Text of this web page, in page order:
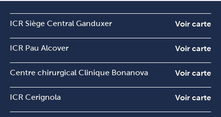
ICR Siège Central Ganduxer Voir carte
ICR Pau Alcover Voir carte
Centre chirurgical Clinique Bonanova Voir carte
ICR Cerignola Voir carte